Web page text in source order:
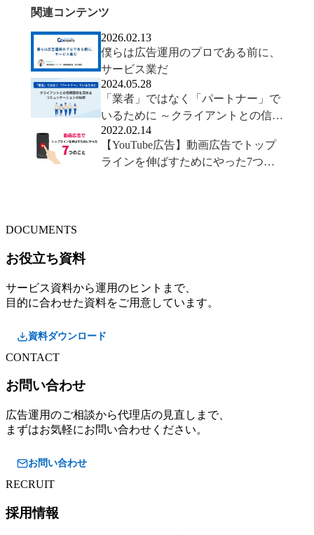
関連コンテンツ
2026.02.13
僕らは広告運用のプロである前に、
サービス業だ
2024.05.28
「業者」ではなく「パートナー」で
いるために ～クライアントとの信頼
関係を深めるコミュニケーションの
技術～
2022.02.14
【YouTube広告】動画広告でトップ
ラインを伸ばすためにやった7つの
DOCUMENTS
お役立ち資料
サービス資料から運用のヒントまで、
目的に合わせた資料をご用意しています。
資料ダウンロード
CONTACT
お問い合わせ
広告運用のご相談から代理店の見直しまで、
まずはお気軽にお問い合わせください。
お問い合わせ
RECRUIT
採用情報